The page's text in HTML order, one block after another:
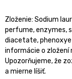
Zloženie: Sodium
perfume, enzymes,
diacetate,
informácie o zložení
Upozorňujeme, že
a mierne líšiť.